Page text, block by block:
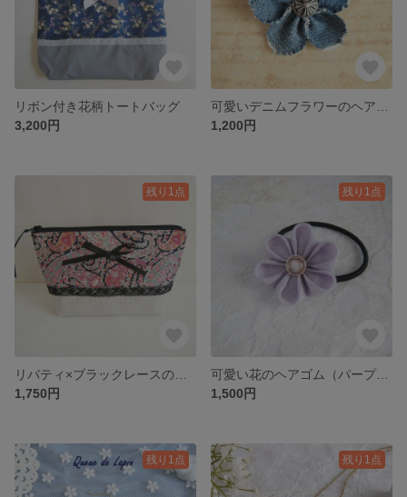
リボン付き花柄トートバッグ
3,200円
1,200円
残り1点
1,750円
残り1点
可愛い花のヘアゴム（パープル）
1,500円
残り1点 残り1点